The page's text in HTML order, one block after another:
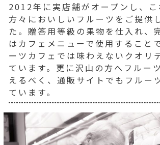
2012年に実店舗がオープンし、こ
方々においしいフルーツをご提供
た。贈答用等級の果物を仕入れ、
はカフェメニューで使用すること
ーツカフェでは味わえないクオリ
ています。更に沢山の方へフルー
えるべく、通販サイトでもフルー
ています。